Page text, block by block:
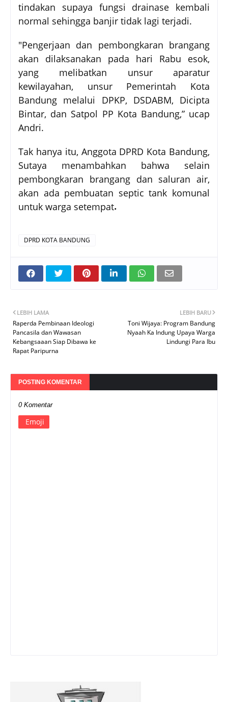
tindakan supaya fungsi drainase kembali
normal sehingga banjir tidak lagi terjadi.
"Pengerjaan dan pembongkaran brangang
akan dilaksanakan pada hari Rabu esok,
yang melibatkan unsur aparatur
kewilayahan, unsur Pemerintah Kota
Bandung melalui DPKP, DSDABM, Dicipta
Bintar, dan Satpol PP Kota Bandung,” ucap
Andri.
Tak hanya itu, Anggota DPRD Kota Bandung,
Sutaya menambahkan bahwa selain
pembongkaran brangang dan saluran air,
akan ada pembuatan septic tank komunal
untuk warga setempat.
DPRD KOTA BANDUNG
LEBIH BARU
Toni Wijaya: Program Bandung
Nyaah Ka Indung Upaya Warga
Lindungi Para Ibu
LEBIH LAMA
Raperda Pembinaan Ideologi
Pancasila dan Wawasan
Kebangsaaan Siap Dibawa ke
Rapat Paripurna
POSTING KOMENTAR
0 Komentar
Emoji